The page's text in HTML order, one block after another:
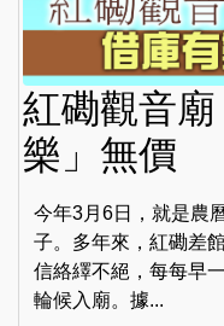
紅磡觀音
樂」無價
今年3月6日，就是農
子。多年來，紅磡差
信絡繹不絕，每每早
輪候入廟。據...